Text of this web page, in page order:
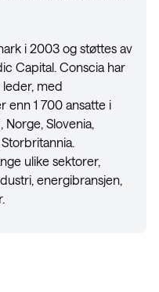
i 2003 og støttes av
Capital. Conscia har
med
enn 1 700 ansatte i
Norge, Slovenia,
ulike sektorer,
energibransjen,